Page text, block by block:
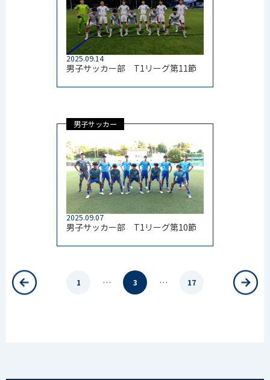
2025.09.14
男子サッカー部 T1リーグ第11節
男子サッカー
2025.09.07
男子サッカー部 T1リーグ第10節
1 … 3 … 17